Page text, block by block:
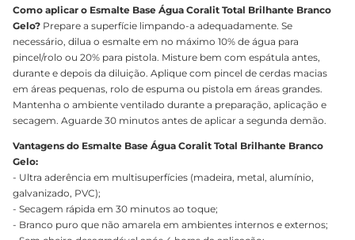
Como aplicar o Esmalte Base Água Coralit Total Brilhante Branco
Gelo? Prepare a superfície limpando-a adequadamente. Se
necessário, dilua o esmalte em no máximo 10% de água para
pincel/rolo ou 20% para pistola. Misture bem com espátula antes,
durante e depois da diluição. Aplique com pincel de cerdas macias
em áreas pequenas, rolo de espuma ou pistola em áreas grandes.
Mantenha o ambiente ventilado durante a preparação, aplicação e
secagem. Aguarde 30 minutos antes de aplicar a segunda demão.
Vantagens do Esmalte Base Água Coralit Total Brilhante Branco
Gelo:
- Ultra aderência em multisuperfícies (madeira, metal, alumínio,
galvanizado, PVC);
- Secagem rápida em 30 minutos ao toque;
- Branco puro que não amarela em ambientes internos e externos;